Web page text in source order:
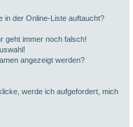
in der Online-Liste auftaucht?
geht immer noch falsch!
angezeigt werden?
werde ich aufgefordert, mich